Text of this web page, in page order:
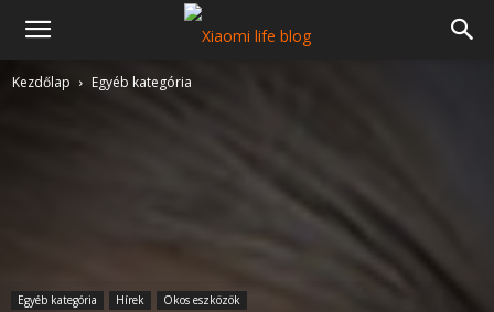
Kezdőlap Egyéb kategória
Egyéb kategória Hírek Okos eszközök